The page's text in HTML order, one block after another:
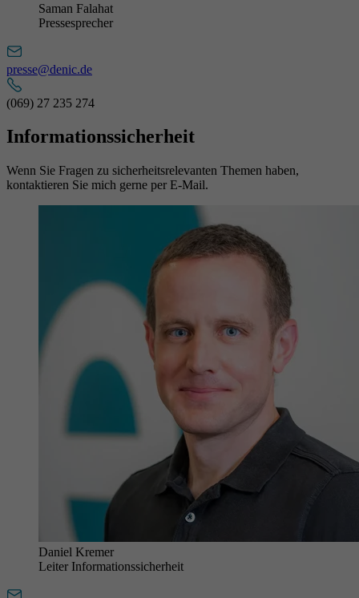
Saman Falahat
Pressesprecher
presse@denic.de
(069) 27 235 274
Informationssicherheit
Wenn Sie Fragen zu sicherheitsrelevanten Themen haben,
kontaktieren Sie mich gerne per E-Mail.
Daniel Kremer
Leiter Informationssicherheit